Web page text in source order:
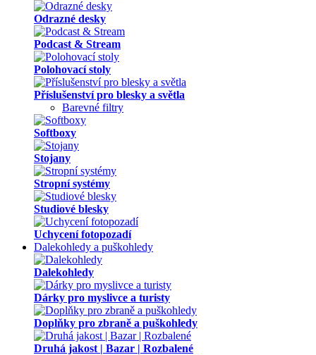
Odrazné desky
Podcast & Stream
Polohovací stoly
Příslušenství pro blesky a světla
Barevné filtry
Softboxy
Stojany
Stropní systémy
Studiové blesky
Uchycení fotopozadí
Dalekohledy a puškohledy
Dalekohledy
Dárky pro myslivce a turisty
Doplňky pro zbraně a puškohledy
Druhá jakost | Bazar | Rozbalené